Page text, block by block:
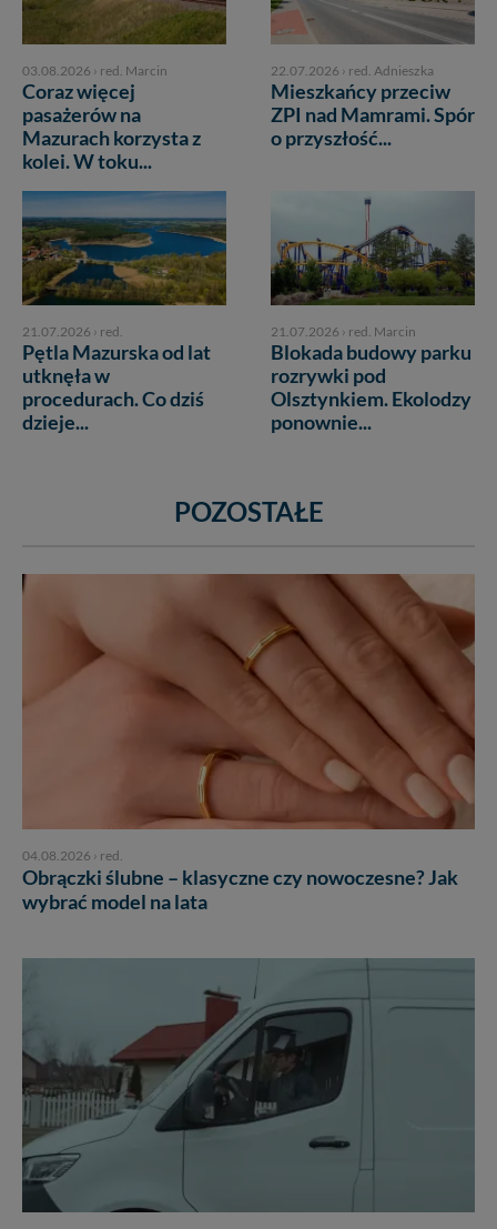
03.08.2026 › red. Marcin
Coraz więcej
pasażerów na
Mazurach korzysta z
kolei. W toku...
22.07.2026 › red. Adnieszka
Mieszkańcy przeciw
ZPI nad Mamrami. Spór
o przyszłość...
21.07.2026 › red.
Pętla Mazurska od lat
utknęła w
procedurach. Co dziś
dzieje...
21.07.2026 › red. Marcin
Blokada budowy parku
rozrywki pod
Olsztynkiem. Ekolodzy
ponownie...
POZOSTAŁE
04.08.2026 › red.
Obrączki ślubne – klasyczne czy nowoczesne? Jak
wybrać model na lata